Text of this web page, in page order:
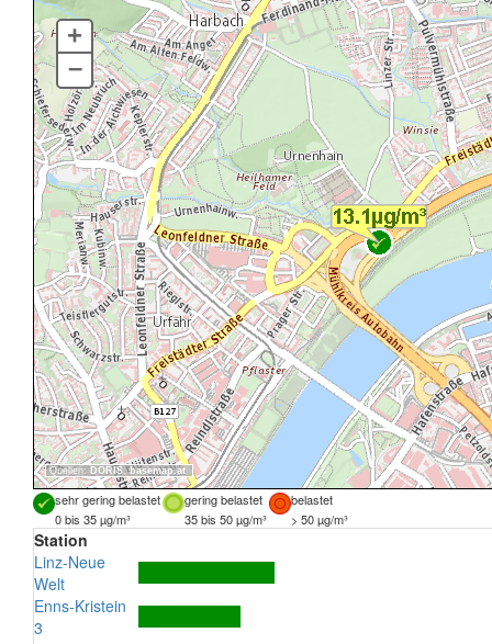
Quellen: DORIS,basemap.at
+
–
sehr gering belastet gering belastet
belastet
0 bis 35 µg/m³
35 bis 50 µg/m³ > 50 µg/m³
Station
Linz-Neue
Welt
Enns-Kristein
3